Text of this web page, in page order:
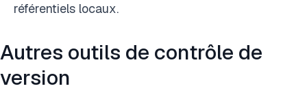
référentiels locaux.
Autres outils de contrôle de
version